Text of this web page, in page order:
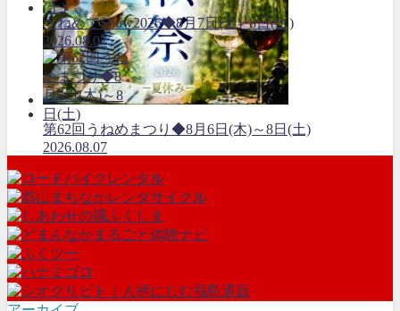
うねめでShow2026◆8月7日(金)･8日(土)
2026.08.07
第62回うねめまつり◆8月6日(木)～8日(土)
2026.08.07